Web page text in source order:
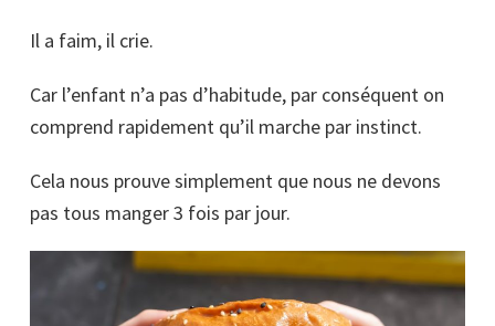
Il a faim, il crie.
Car l’enfant n’a pas d’habitude, par conséquent on
comprend rapidement qu’il marche par instinct.
Cela nous prouve simplement que nous ne devons
pas tous manger 3 fois par jour.